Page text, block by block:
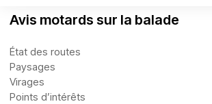
Avis motards sur la balade
État des routes
Paysages
Virages
Points d’intérêts